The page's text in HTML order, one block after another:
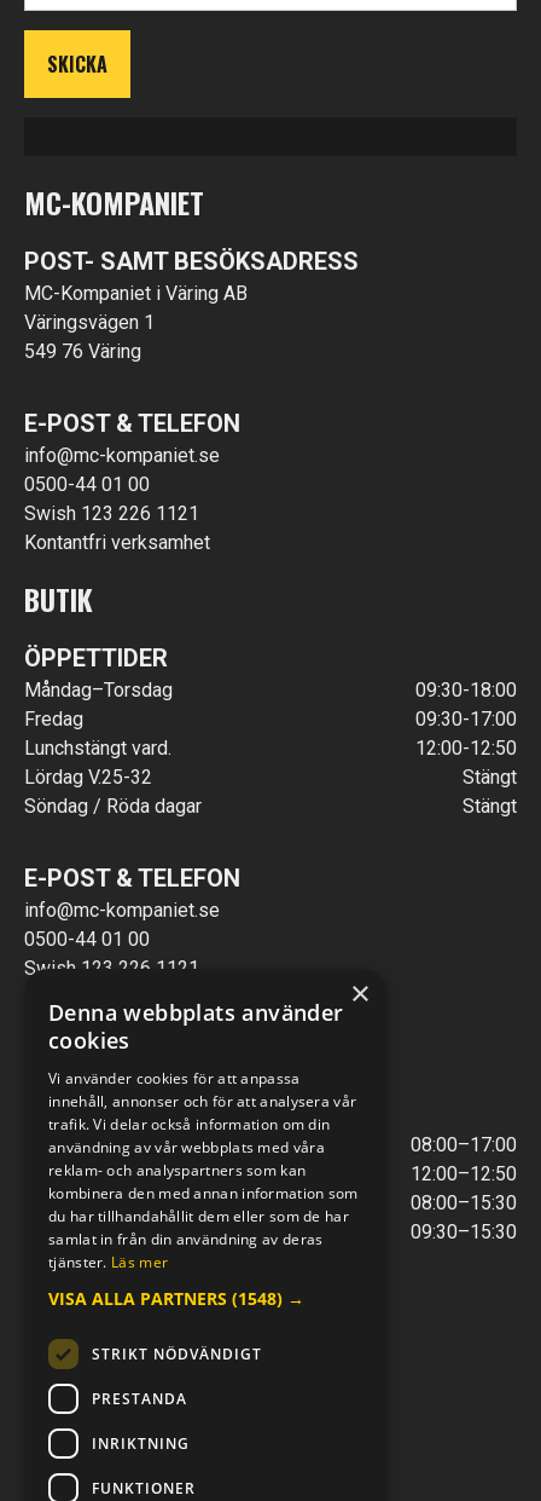
MC-KOMPANIET
POST- SAMT BESÖKSADRESS
MC-Kompaniet i Väring AB
Väringsvägen 1
549 76 Väring
E-POST & TELEFON
info@mc-kompaniet.se
0500-44 01 00
Swish 123 226 1121
Kontantfri verksamhet
BUTIK
ÖPPETTIDER
Måndag–Torsdag
09:30-18:00
Fredag
09:30-17:00
Lunchstängt vard.
12:00-12:50
Lördag V.25-32
Stängt
Söndag / Röda dagar
Stängt
E-POST & TELEFON
info@mc-kompaniet.se
0500-44 01 00
Swish 123 226 1121
VERKSTAD
ÖPPETTIDER
Måndag - Torsdag
08:00–17:00
Lunchstängt
12:00–12:50
Fredagar
08:00–15:30
Telefontider
09:30–15:30
E-POST & TELEFON
verkstaden@mc-kompaniet.se
0500-44 01 00
Swish 123 226 1121
Kontantfri verksamhet
FÖLJ OSS
×
Denna webbplats använder
cookies
Vi använder cookies för att anpassa
innehåll, annonser och för att analysera vår
trafik. Vi delar också information om din
användning av vår webbplats med våra
reklam- och analyspartners som kan
kombinera den med annan information som
du har tillhandahållit dem eller som de har
samlat in från din användning av deras
tjänster. Läs mer
VISA ALLA PARTNERS (1548) →
STRIKT NÖDVÄNDIGT
PRESTANDA
INRIKTNING
FUNKTIONER